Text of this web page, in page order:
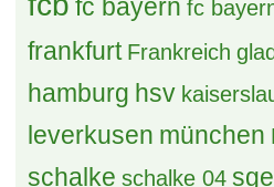
DFB Pokal dortmund
eintracht frankfurt EM
fc bayern
frankfurt